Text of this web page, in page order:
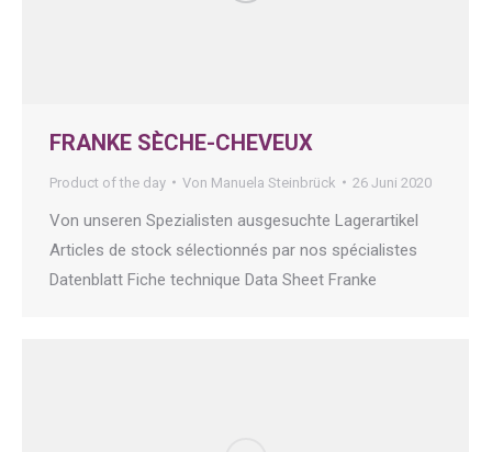
FRANKE SÈCHE-CHEVEUX
Product of the day Von Manuela Steinbrück 26 Juni 2020
Von unseren Spezialisten ausgesuchte Lagerartikel
Articles de stock sélectionnés par nos spécialistes
Datenblatt Fiche technique Data Sheet Franke